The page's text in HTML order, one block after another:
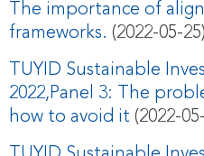
The importance of
frameworks. (2022-05-25)
TUYID Sustainable
2022,Panel 3: The
how to avoid it (2022-